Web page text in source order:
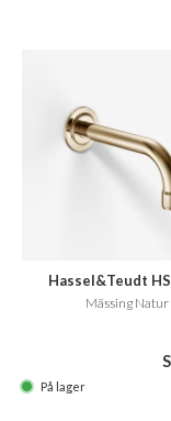
Hassel&Teudt
Mässing Natur
På lager